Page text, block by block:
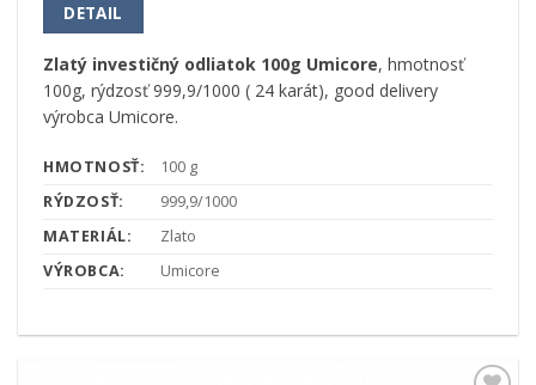
DETAIL
Zlatý investičný odliatok 100g Umicore, hmotnosť
100g, rýdzosť 999,9/1000 ( 24 karát), good delivery
výrobca Umicore.
HMOTNOSŤ:
100 g
RÝDZOSŤ:
999,9/1000
MATERIÁL:
Zlato
VÝROBCA:
Umicore